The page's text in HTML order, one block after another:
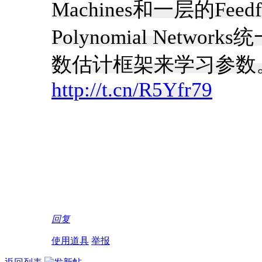
Machines和一层的
Polynomial Networks
数估计框架来学习参
http://t.cn/R5Yfr79
回复
使用道具 举报